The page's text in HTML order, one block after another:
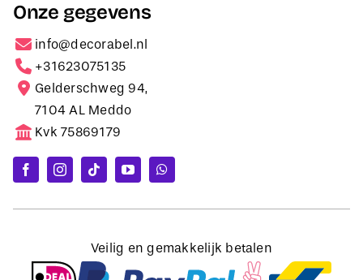
Onze gegevens
info@decorabel.nl
+31623075135
Gelderschweg 94,
7104 AL Meddo
Kvk 75869179
Veilig en gemakkelijk betalen